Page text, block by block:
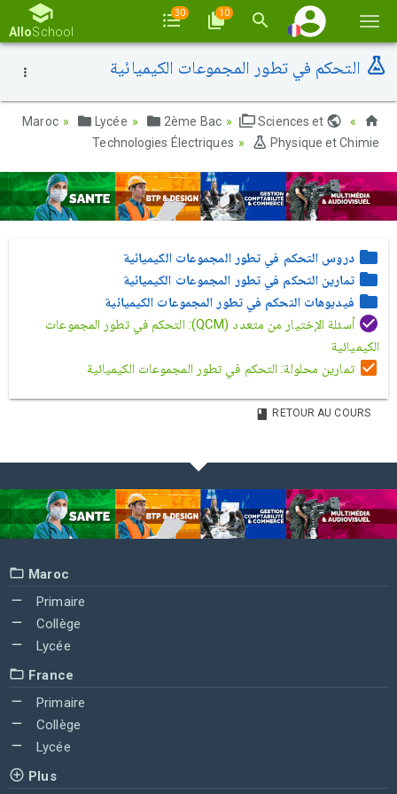
la
AlloSchool
30 10
التحكم في تطور المجموعات الكيميائية
Lycée 2ème Bac
Sciences et
Technologies Électriques
Physique et Chimie
دروس التحكم في تطور المجموعات الكيميائية
تمارين التحكم في تطور المجموعات الكيميائية
فيديوهات التحكم في تطور المجموعات الكيميائية
أسئلة الإختيار من متعدد (QCM): التحكم في تطور المجموعات
الكيميائية
تمارين محلولة: التحكم في تطور المجموعات الكيميائية
RETOUR AU COURS
Maroc
Primaire
Collège
Lycée
France
Primaire
Collège
Lycée
Plus